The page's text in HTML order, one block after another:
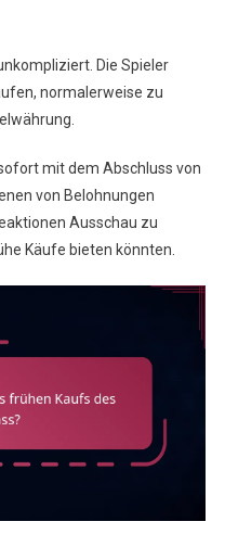
Die Spieler
normalerweise zu
mit dem Abschluss von
von Belohnungen
Ausschau zu
Käufe bieten könnten.